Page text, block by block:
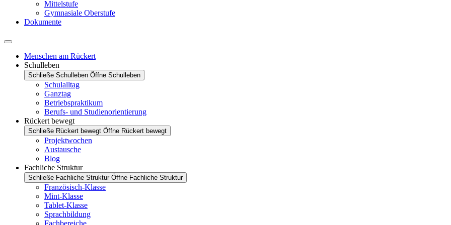
Mittelstufe
Gymnasiale Oberstufe
Dokumente
Menschen am Rückert
Schulleben
Schließe Schulleben Öffne Schulleben
Schulalltag
Ganztag
Betriebspraktikum
Berufs- und Studienorientierung
Rückert bewegt
Schließe Rückert bewegt Öffne Rückert bewegt
Projektwochen
Austausche
Blog
Fachliche Struktur
Schließe Fachliche Struktur Öffne Fachliche Struktur
Französisch-Klasse
Mint-Klasse
Tablet-Klasse
Sprachbildung
Fachbereiche